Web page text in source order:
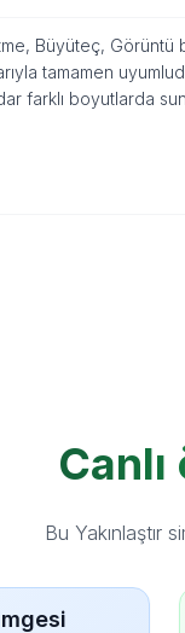
Büyüteç,
tamamen
farklı boyutlarda
Bu Yakınlaştır